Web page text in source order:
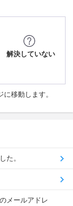
解決していない
移動します。
た。
メールアドレ